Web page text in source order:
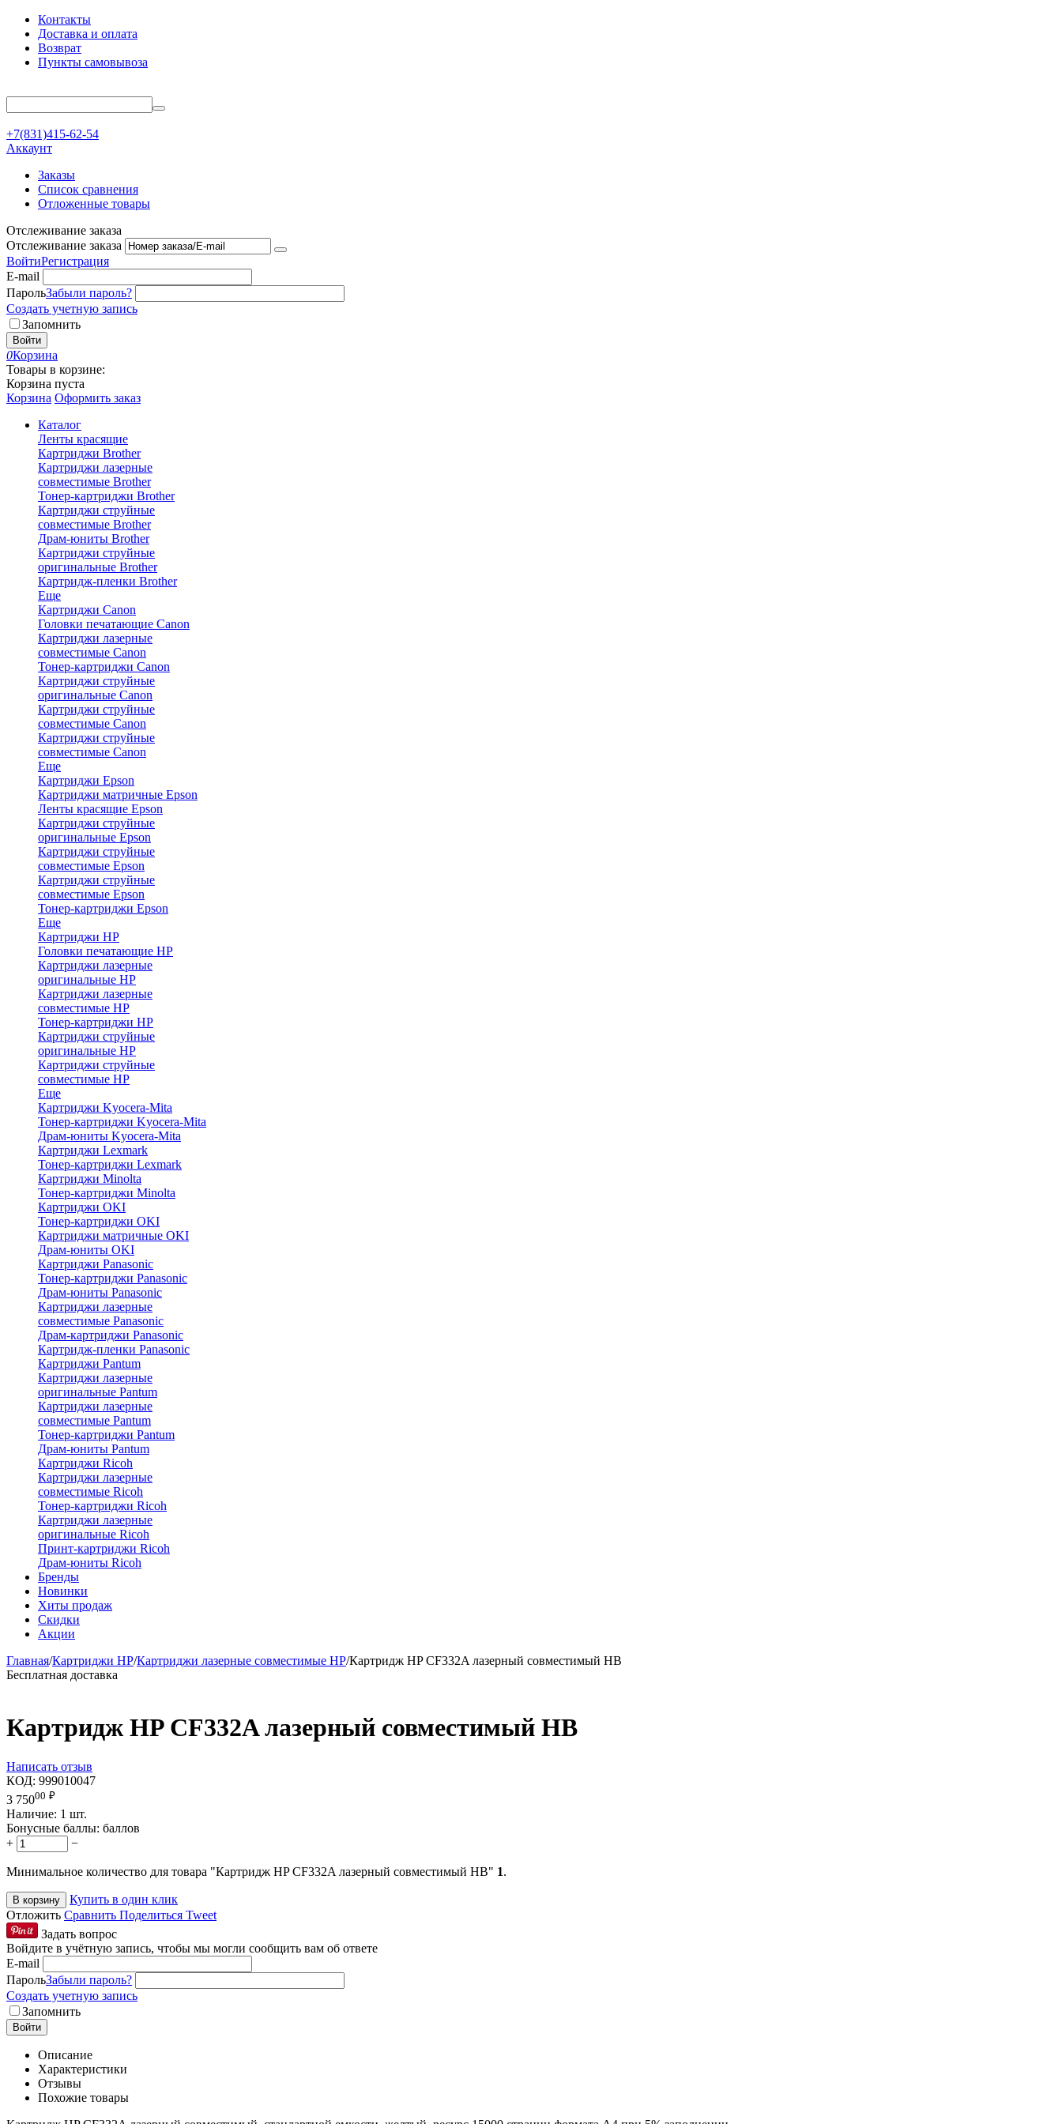
Контакты
Доставка и оплата
Возврат
Пункты самовывоза
+7(831)415-62-54
Аккаунт
Заказы
Список сравнения
Отложенные товары
Отслеживание заказа
Отслеживание заказа
ВойтиРегистрация
E-mail
ПарольЗабыли пароль?
Создать учетную запись
Запомнить
Войти
0Корзина
Товары в корзине:
Корзина пуста
Корзина Оформить заказ
Каталог
Ленты красящие
Картриджи Brother
Картриджи лазерные
совместимые Brother
Тонер-картриджи Brother
Картриджи струйные
совместимые Brother
Драм-юниты Brother
Картриджи струйные
оригинальные Brother
Картридж-пленки Brother
Еще
Картриджи Canon
Головки печатающие Canon
Картриджи лазерные
совместимые Canon
Тонер-картриджи Canon
Картриджи струйные
оригинальные Canon
Картриджи струйные
совместимые Canon
Картриджи струйные
совместимые Canon
Еще
Картриджи Epson
Картриджи матричные Epson
Ленты красящие Epson
Картриджи струйные
оригинальные Epson
Картриджи струйные
совместимые Epson
Картриджи струйные
совместимые Epson
Тонер-картриджи Epson
Еще
Картриджи HP
Головки печатающие HP
Картриджи лазерные
оригинальные HP
Картриджи лазерные
совместимые HP
Тонер-картриджи HP
Картриджи струйные
оригинальные HP
Картриджи струйные
совместимые HP
Еще
Картриджи Kyocera-Mita
Тонер-картриджи Kyocera-Mita
Драм-юниты Kyocera-Mita
Картриджи Lexmark
Тонер-картриджи Lexmark
Картриджи Minolta
Тонер-картриджи Minolta
Картриджи OKI
Тонер-картриджи OKI
Картриджи матричные OKI
Драм-юниты OKI
Картриджи Panasonic
Тонер-картриджи Panasonic
Драм-юниты Panasonic
Картриджи лазерные
совместимые Panasonic
Драм-картриджи Panasonic
Картридж-пленки Panasonic
Картриджи Pantum
Картриджи лазерные
оригинальные Pantum
Картриджи лазерные
совместимые Pantum
Тонер-картриджи Pantum
Драм-юниты Pantum
Картриджи Ricoh
Картриджи лазерные
совместимые Ricoh
Тонер-картриджи Ricoh
Картриджи лазерные
оригинальные Ricoh
Принт-картриджи Ricoh
Драм-юниты Ricoh
Бренды
Новинки
Хиты продаж
Скидки
Акции
Главная/Картриджи HP/Картриджи лазерные совместимые HP/Картридж HP CF332A лазерный совместимый HB
Бесплатная доставка
Картридж HP CF332A лазерный совместимый HB
Написать отзыв
КОД: 999010047
3 75000 ₽
Наличие: 1 шт.
Бонусные баллы: баллов
+
−
Минимальное количество для товара "Картридж HP CF332A лазерный совместимый HB" 1.
В корзину
Купить в один клик
Отложить Сравнить Поделиться Tweet
Задать вопрос
Войдите в учётную запись, чтобы мы могли сообщить вам об ответе
E-mail
ПарольЗабыли пароль?
Создать учетную запись
Запомнить
Войти
Описание
Характеристики
Отзывы
Похожие товары